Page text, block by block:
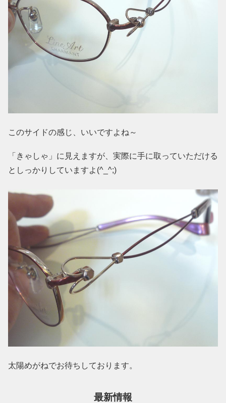
このサイドの感じ、いいですよね～
「きゃしゃ」に見えますが、実際に手に取っていただける
としっかりしていますよ(^_^;)
太陽めがねでお待ちしております。
最新情報